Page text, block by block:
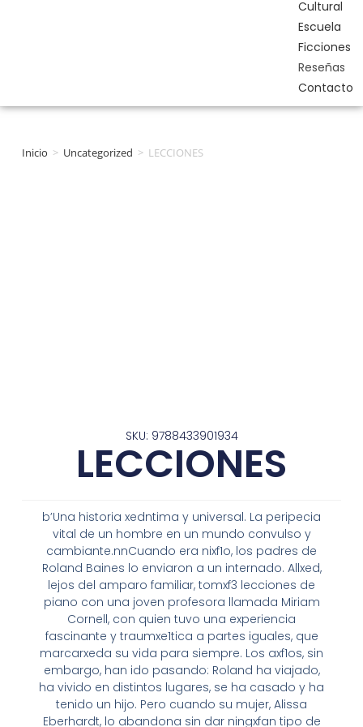
Cultural
Escuela
Ficciones
Reseñas
Contacto
Inicio > Uncategorized > LECCIONES
SKU: 9788433901934
LECCIONES
b’Una historia xedntima y universal. La peripecia
vital de un hombre en un mundo convulso y
cambiante.nnCuando era nixf1o, los padres de
Roland Baines lo enviaron a un internado. Allxed,
lejos del amparo familiar, tomxf3 lecciones de
piano con una joven profesora llamada Miriam
Cornell, con quien tuvo una experiencia
fascinante y traumxe1tica a partes iguales, que
marcarxeda su vida para siempre. Los axf1os, sin
embargo, han ido pasando: Roland ha viajado,
ha vivido en distintos lugares, se ha casado y ha
tenido un hijo. Pero cuando su mujer, Alissa
Eberhardt, lo abandona sin dar ningxfan tipo de